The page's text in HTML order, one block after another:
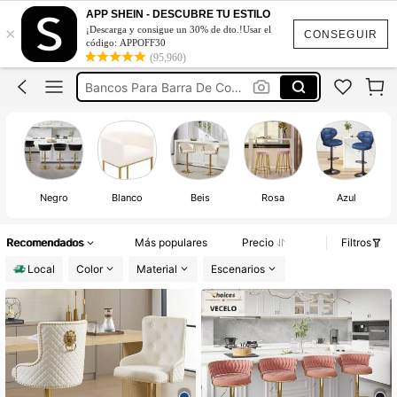
CONSEGUIR
×
APP SHEIN - DESCUBRE TU ESTILO
¡Descarga y consigue un 30% de dto.!Usar el
código: APPOFF30
(95,960)
Sillas Para Barra De Cocina
Taburetes Para Barra De Cocina
Sillas De Barra
Sillas Para Barra De Cocina
Negro Blanco Beis Rosa Azul
Recomendados Más populares Precio
Filtros
Local
Color Material Escenarios